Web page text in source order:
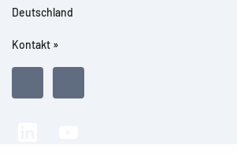
Deutschland
Kontakt »